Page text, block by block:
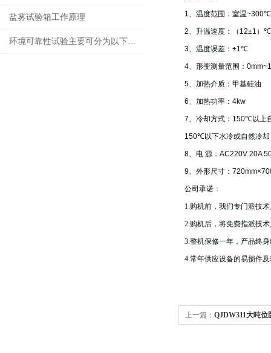
盐雾试验箱工作原理
环境可靠性试验主要可分为以下3种
1、温度范围：室温~300℃
2、升温速度：（ 12±1 ）
3、温度误差： ±1℃
4、形变测量范围：
5、加热介质：甲基硅油
6、加热功率： 4kw
7、冷却方式： 150℃以上
150℃以下水冷或自然冷却
8、电 源： AC220V 20A
9、外形尺寸：
公司承诺：
1.购机前，我们专门派技
2.购机后，将免费指派技
3.整机保修一年，产品终
4.常年供应设备的易损件
上一篇： QJDW311大吨位